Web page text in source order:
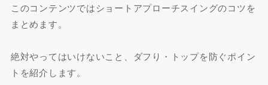
このコンテンツではショートアプローチスイングのコツを
まとめます。
絶対やってはいけないこと、ダフり・トップを防ぐポイン
トを紹介します。